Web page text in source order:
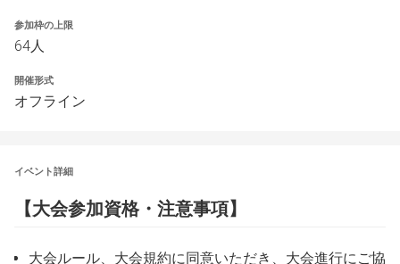
参加枠の上限
64人
開催形式
オフライン
イベント詳細
【大会参加資格・注意事項】
大会ルール、大会規約に同意いただき、大会進行にご協